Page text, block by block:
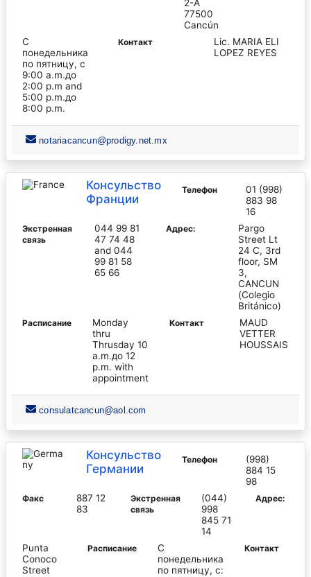
2-A
77500
Cancún
С
понедельника
по пятницу, с
9:00 a.m.до
2:00 p.m and
5:00 p.m.до
8:00 p.m.
Контакт
Lic. MARIA ELI
LOPEZ REYES
notariacancun@prodigy.net.mx
Консульство
Франции
Телефон
01 (998)
883 98
16
Экстренная
связь
044 99 81
47 74 48
and 044
99 81 58
65 66
Адрес:
Pargo
Street Lt
24 C, 3rd
floor, SM
3,
CANCUN
(Colegio
Británico)
Pасписание
Monday
thru
Thrusday 10
a.m.до 12
p.m. with
appointment
Контакт
MAUD
VETTER
HOUSSAIS
consulatcancun@aol.com
Консульство
Германии
Телефон
(998)
884 15
98
Факс
887 12
83
Экстренная
связь
(044)
998
845 71
14
Адрес:
Punta
Conoco
Street
Pасписание
С
понедельника
по пятницу, с:
Контакт